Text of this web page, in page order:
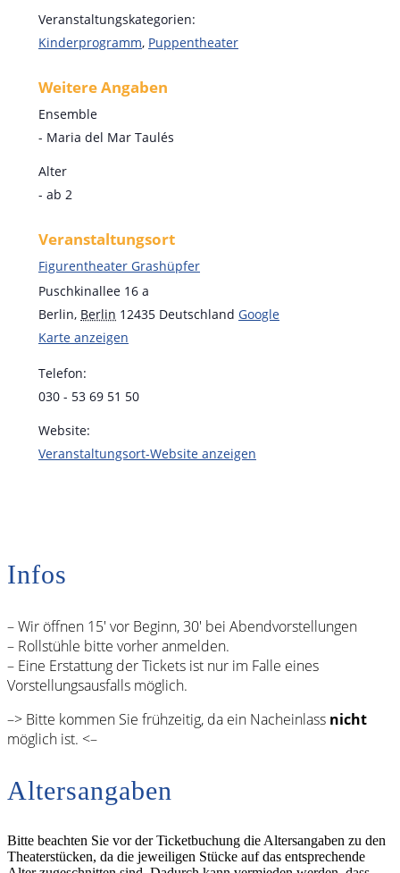
Veranstaltungskategorien:
Kinderprogramm, Puppentheater
Veranstaltungsort
Figurentheater Grashüpfer
Puschkinallee 16 a
Berlin, Berlin 12435 Deutschland Google
Karte anzeigen
Telefon:
030 - 53 69 51 50
Website:
Veranstaltungsort-Website anzeigen
Weitere Angaben
Ensemble
- Maria del Mar Taulés
Alter
- ab 2
Infos
– Wir öffnen 15′ vor Beginn, 30′ bei Abendvorstellungen
– Rollstühle bitte vorher anmelden.
– Eine Erstattung der Tickets ist nur im Falle eines
Vorstellungsausfalls möglich.
–> Bitte kommen Sie frühzeitig, da ein Nacheinlass nicht
möglich ist. <–
Altersangaben
Bitte beachten Sie vor der Ticketbuchung die Altersangaben zu den
Theaterstücken, da die jeweiligen Stücke auf das entsprechende